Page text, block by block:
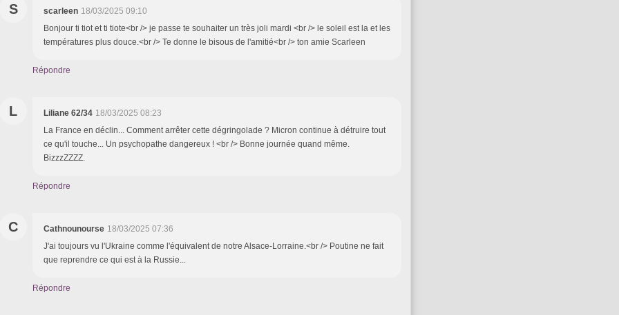
S scarleen 18/03/2025 09:10
Bonjour ti tiot et ti tiote<br /> je passe te souhaiter un très joli mardi <br /> le soleil est la et les
températures plus douce.<br /> Te donne le bisous de l'amitié<br /> ton amie Scarleen
Répondre
L Liliane 62/34 18/03/2025 08:23
La France en déclin... Comment arrêter cette dégringolade ? Micron continue à détruire tout
ce qu'il touche... Un psychopathe dangereux ! <br /> Bonne journée quand même.
BizzzZZZZ.
Répondre
C Cathnounourse 18/03/2025 07:36
J'ai toujours vu l'Ukraine comme l'équivalent de notre Alsace-Lorraine.<br /> Poutine ne fait
que reprendre ce qui est à la Russie...
Répondre